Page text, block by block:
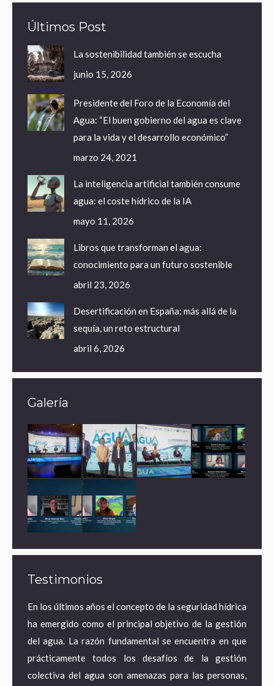
Últimos Post
La sostenibilidad también se escucha
junio 15, 2026
Presidente del Foro de la Economía del
Agua: “El buen gobierno del agua es clave
para la vida y el desarrollo económico”
marzo 24, 2021
La inteligencia artificial también consume
agua: el coste hídrico de la IA
mayo 11, 2026
Libros que transforman el agua:
conocimiento para un futuro sostenible
abril 23, 2026
Desertificación en España: más allá de la
sequía, un reto estructural
abril 6, 2026
Galería
Testimonios
En los últimos años el concepto de la seguridad hídrica
ha emergido como el principal objetivo de la gestión
del agua. La razón fundamental se encuentra en que
prácticamente todos los desafíos de la gestión
colectiva del agua son amenazas para las personas,